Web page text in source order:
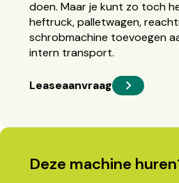
doen. Maar je kunt zo toch
heftruck, palletwagen,
schrobmachine toevoegen
intern transport.
Leaseaanvraag
Deze machine